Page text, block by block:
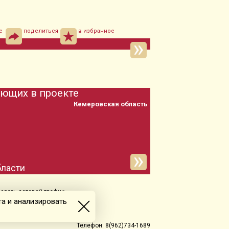
поделиться в избранное
в проекте
сетевой трафик.
Телефон: 8(962)734-1689
и анализировать